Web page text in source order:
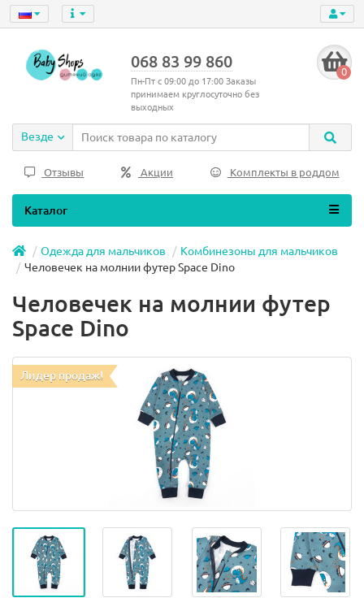
068 83 99 860
Пн-Пт с 09:00 до 17:00 Заказы
принимаем круглосуточно без
выходных
0
Везде
Отзывы Акции Комплекты в роддом
Каталог
Одежда для мальчиков
Комбинезоны для мальчиков
Человечек на молнии футер Space Dino
Человечек на молнии футер
Space Dino
Лидер продаж!